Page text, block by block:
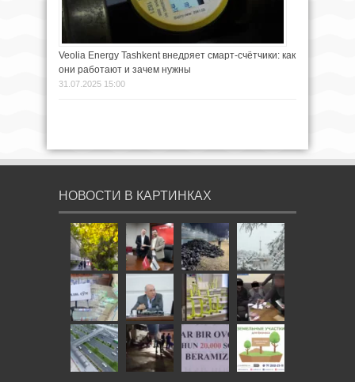
Veolia Energy Tashkent внедряет смарт-счётчики: как
они работают и зачем нужны
31.07.2025 15:00
НОВОСТИ В КАРТИНКАХ